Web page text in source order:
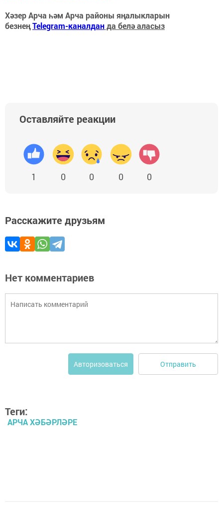
Хәзер Арча һәм Арча районы яңалыкларын
безнеңTelegram-каналданда белә аласыз
Оставляйте реакции
1 0 0 0 0
Расскажите друзьям
Нет комментариев
Авторизоваться Отправить
Теги:
АРЧА ХӘБӘРЛӘРЕ